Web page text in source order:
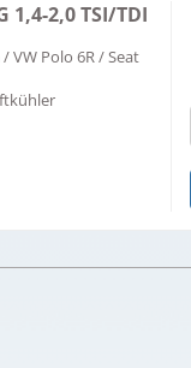
2,0 TSI/TDI
VW Polo 6R / Seat